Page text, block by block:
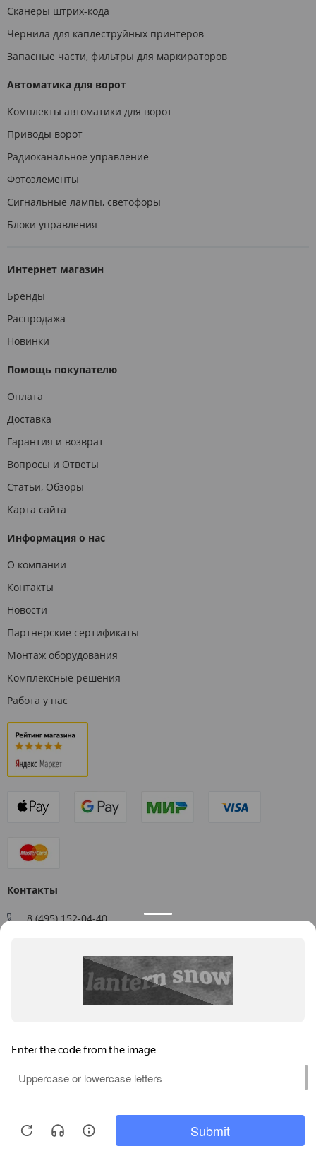
Сканеры штрих-кода
Чернила для каплеструйных принтеров
Запасные части, фильтры для маркираторов
Автоматика для ворот
Комплекты автоматики для ворот
Приводы ворот
Радиоканальное управление
Фотоэлементы
Сигнальные лампы, светофоры
Блоки управления
Интернет магазин
Бренды
Распродажа
Новинки
Помощь покупателю
Оплата
Доставка
Гарантия и возврат
Вопросы и Ответы
Статьи, Обзоры
Карта сайта
Информация о нас
О компании
Контакты
Новости
Партнерские сертификаты
Монтаж оборудования
Комплексные решения
Работа у нас
Контакты
8 (495) 152-04-40
109544, г. Москва, ул. Большая Андроньевская, д. 17
Схема проезда
Пн-Пт: 9:00 - 18:00
Публичная оферта
Согласие на получение рекламных материалов
Пользовательское соглашение
Продолжая пользоваться